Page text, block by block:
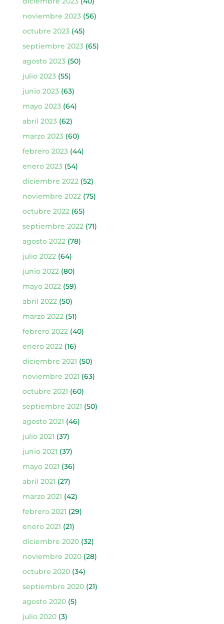
noviembre 2023(56)
octubre 2023(45)
septiembre 2023(65)
agosto 2023(50)
julio 2023(55)
junio 2023(63)
mayo 2023(64)
abril 2023(62)
marzo 2023(60)
febrero 2023(44)
enero 2023(54)
diciembre 2022(52)
noviembre 2022(75)
octubre 2022(65)
septiembre 2022(71)
agosto 2022(78)
julio 2022(64)
junio 2022(80)
mayo 2022(59)
abril 2022(50)
marzo 2022(51)
febrero 2022(40)
enero 2022(16)
diciembre 2021 (50)
noviembre 2021 (63)
octubre 2021 (60)
septiembre 2021 (50)
agosto 2021 (46)
julio 2021 (37)
junio 2021 (37)
mayo 2021 (36)
abril 2021 (27)
marzo 2021 (42)
febrero 2021 (29)
enero 2021 (21)
diciembre 2020(32)
noviembre 2020(28)
octubre 2020(34)
septiembre 2020(21)
agosto 2020(5)
julio 2020(3)